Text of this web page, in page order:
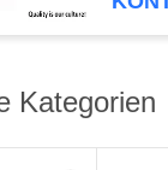
Kategorien